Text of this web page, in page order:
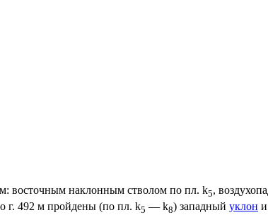
восточным наклонным стволом по пл. k5,
г. 492 м пройдены (по пл. k5 — k8) западный уклон